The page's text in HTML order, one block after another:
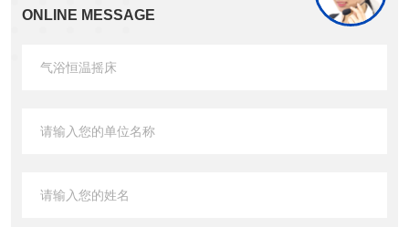
ONLINE MESSAGE